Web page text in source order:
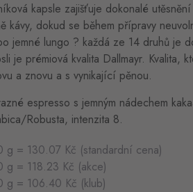
kapsle zajišťuje dokonalé
kávy, dokud se během přípravy
jemné lungo ? každá ze 14 druhů je
je prémiová kvalita Dallmayr. Kvalita,
a znovu a s vynikající pěnou.
espresso s jemným nádechem
Robusta, intenzita 8.
g = 130.07 Kč (standardní cena)
g = 118.23 Kč (akce)
g = 106.40 Kč (klub)